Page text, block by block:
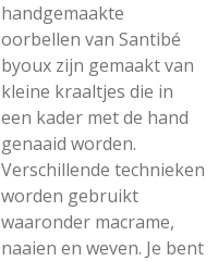
handgemaakte
oorbellen van Santibé
byoux zijn gemaakt van
kleine kraaltjes die in
een kader met de hand
genaaid worden.
Verschillende technieken
worden gebruikt
waaronder macrame,
naaien en weven. Je bent